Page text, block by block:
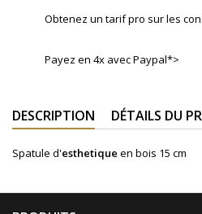
Obtenez un tarif pro sur les
Payez en 4x avec Paypal*>
DESCRIPTION DÉTAILS DU
Spatule d'esthetique en bois 15 cm